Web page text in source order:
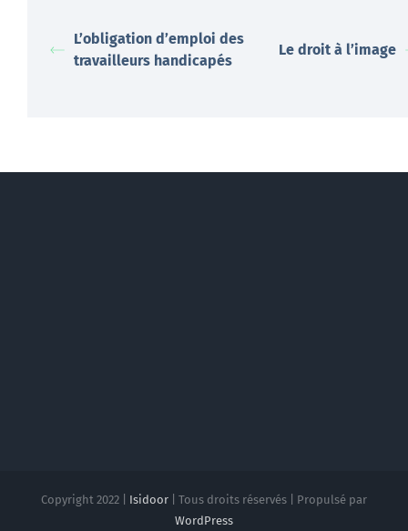
L’obligation d’emploi des
travailleurs handicapés
Le droit à l’image
Copyright 2022 | Isidoor | Tous droits réservés | Propulsé par
WordPress